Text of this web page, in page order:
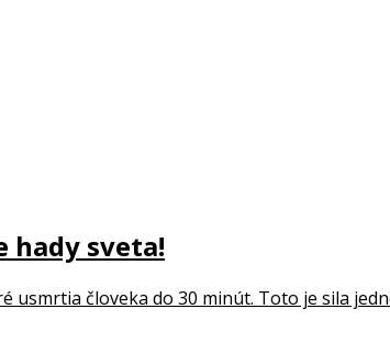
hady sveta!
usmrtia človeka do 30 minút. Toto je sila